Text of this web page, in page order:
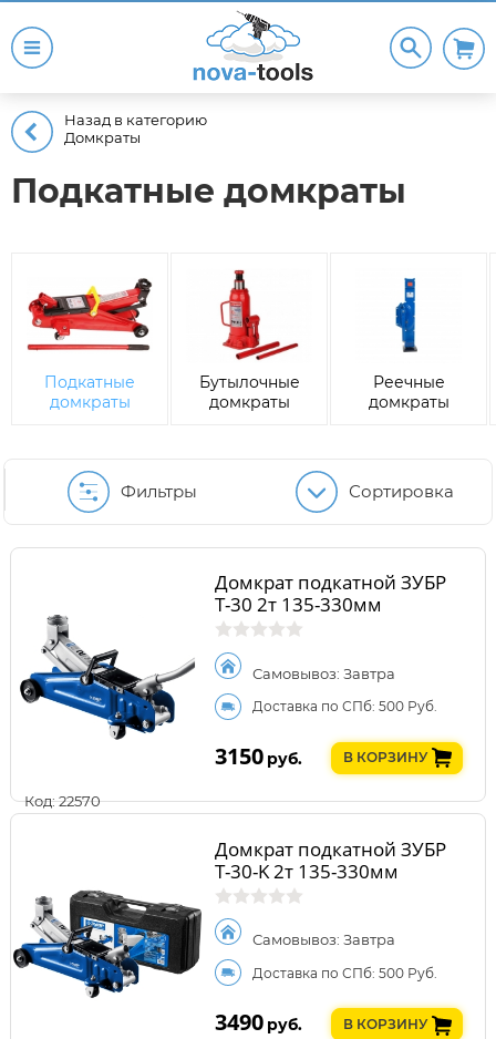
Назад в категорию
Домкраты
Подкатные домкраты
Подкатные
домкраты
Бутылочные
домкраты
Реечные
домкраты
Фильтры Сортировка
Код: 22570
Домкрат подкатной ЗУБР
Т-30 2т 135-330мм
Самовывоз: Завтра
Доставка по СПб: 500 Руб.
3150 руб. В КОРЗИНУ
Домкрат подкатной ЗУБР
Т-30-K 2т 135-330мм
Самовывоз: Завтра
Доставка по СПб: 500 Руб.
3490 руб. В КОРЗИНУ